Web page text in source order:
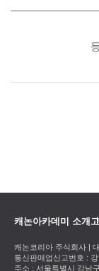
캐논아카데미 소개
캐논코리아 주식회사 |
통신판매업신고번호 :
주소 : 서울특별시 강남